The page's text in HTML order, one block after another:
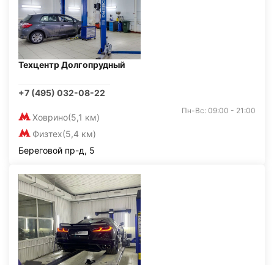
Техцентр Долгопрудный
+7 (495) 032-08-22
Ховрино(5,1 км)
Физтех(5,4 км)
Пн-Вс: 09:00 - 21:00
Береговой пр-д, 5